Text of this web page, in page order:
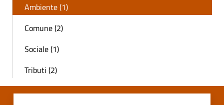
Ambiente (1)
Comune (2)
Sociale (1)
Tributi (2)